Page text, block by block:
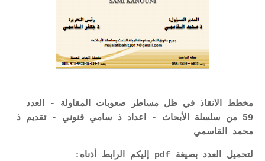
مخطط الانقاذ في ظل مساطر صعوبات المقاولة - العدد
59 من سلسلة الأبحاث - اعداد ذ سامي قنوني - تقديم ذ
محمد القاسمي
لتحميل العدد بصيغة pdf إليكم الرابط أذناه: